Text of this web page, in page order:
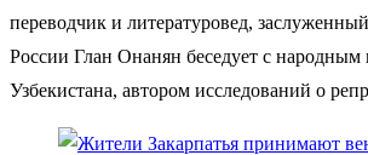
переводчик и литературовед,
России Глан Онанян беседует с народным
Узбекистана, автором исследований о